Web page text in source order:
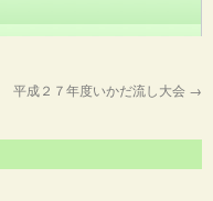
平成２７年度いかだ流し大会 →